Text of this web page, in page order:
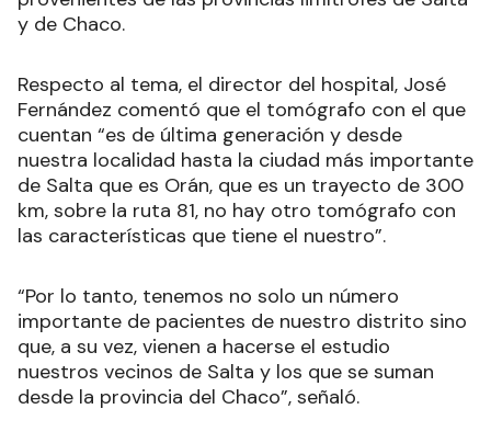
y de Chaco.
Respecto al tema, el director del hospital, José
Fernández comentó que el tomógrafo con el que
cuentan “es de última generación y desde
nuestra localidad hasta la ciudad más importante
de Salta que es Orán, que es un trayecto de 300
km, sobre la ruta 81, no hay otro tomógrafo con
las características que tiene el nuestro”.
“Por lo tanto, tenemos no solo un número
importante de pacientes de nuestro distrito sino
que, a su vez, vienen a hacerse el estudio
nuestros vecinos de Salta y los que se suman
desde la provincia del Chaco”, señaló.